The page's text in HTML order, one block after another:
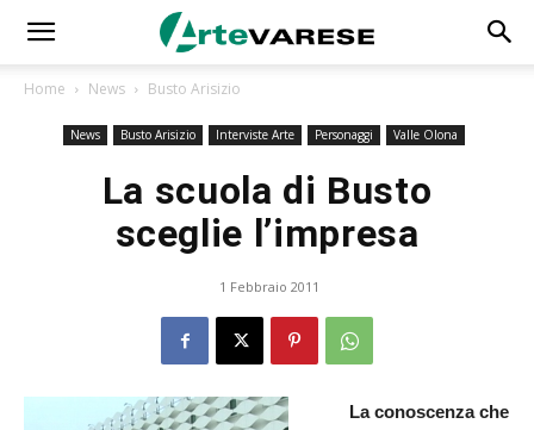
Home News Busto Arisizio
News Busto Arisizio Interviste Arte Personaggi Valle Olona
La scuola di Busto
sceglie l’impresa
1 Febbraio 2011
La conoscenza che